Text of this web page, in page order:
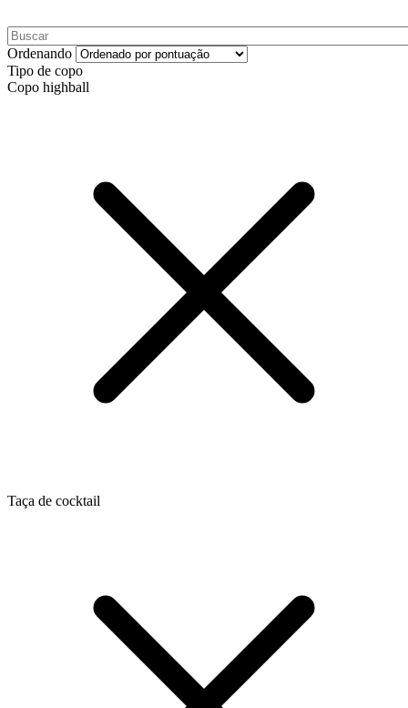
Ordenando
Tipo de copo
Copo highball
Taça de cocktail